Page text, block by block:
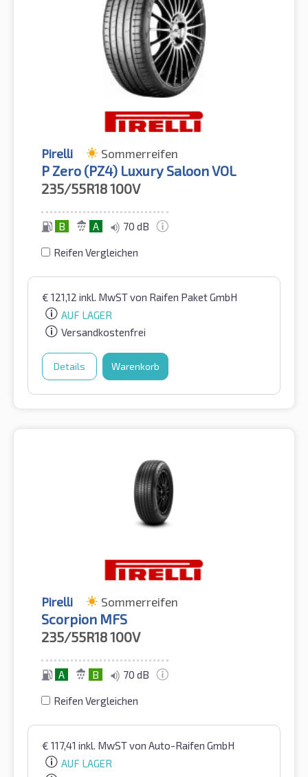
Pirelli Sommerreifen
P Zero (PZ4) Luxury Saloon VOL
235/55R18100V
B A 70 dB
Reifen Vergleichen
€ 121,12 inkl. MwSTvon Raifen Paket GmbH
AUF LAGER
Versandkostenfrei
Details Warenkorb
Pirelli Sommerreifen
Scorpion MFS
235/55R18100V
A B 70 dB
Reifen Vergleichen
€ 117,41 inkl. MwSTvon Auto-Raifen GmbH
AUF LAGER